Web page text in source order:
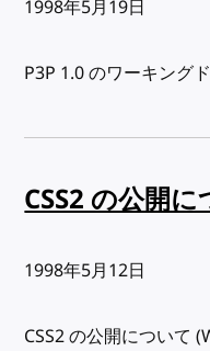
出版日:
1998年5月19日
P3P 1.0 のワーキング
CSS2 の公開
出版日:
1998年5月12日
CSS2 の公開について